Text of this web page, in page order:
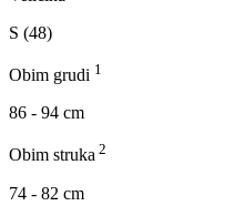
S (48)
Obim grudi 1
86 - 94 cm
Obim struka 2
74 - 82 cm